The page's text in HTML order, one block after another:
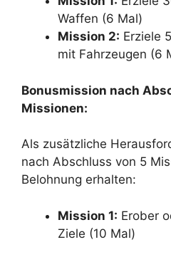
Waffen (6 Mal)
Mission 2: Erziele
mit Fahrzeugen (6
Bonusmission nach
Missionen:
Als zusätzliche
nach Abschluss von 5
Belohnung erhalten:
Mission 1: Erober
Ziele (10 Mal)